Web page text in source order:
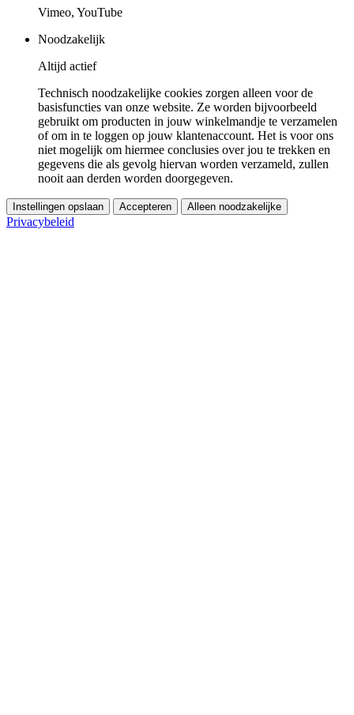
Vimeo, YouTube
Noodzakelijk
Altijd actief
Technisch noodzakelijke cookies zorgen alleen voor de
basisfuncties van onze website. Ze worden bijvoorbeeld
gebruikt om producten in jouw winkelmandje te verzamelen
of om in te loggen op jouw klantenaccount. Het is voor ons
niet mogelijk om hiermee conclusies over jou te trekken en
gegevens die als gevolg hiervan worden verzameld, zullen
nooit aan derden worden doorgegeven.
Instellingen opslaan Accepteren Alleen noodzakelijke
Privacybeleid